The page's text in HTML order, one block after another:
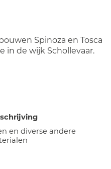
Spinoza en Tosca
in de wijk Schollevaar.
en diverse andere